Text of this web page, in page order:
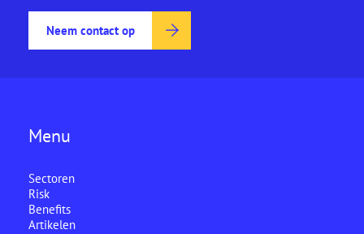
Neem contact op
Menu
Sectoren
Risk
Benefits
Artikelen